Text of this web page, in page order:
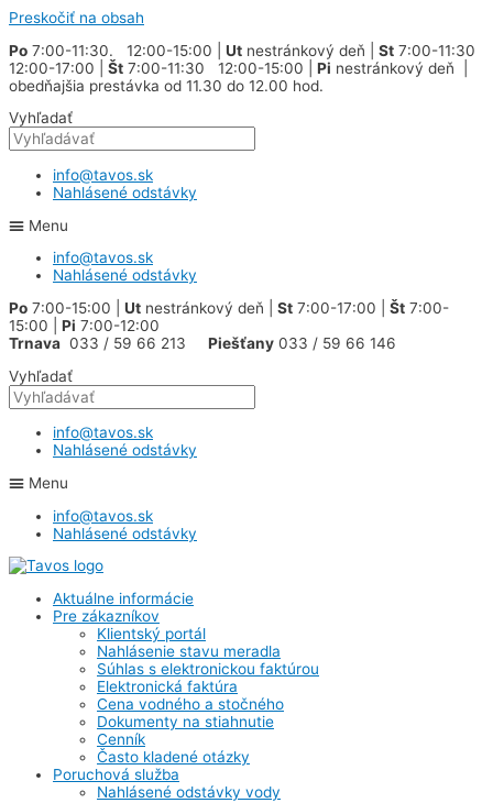
Preskočiť na obsah
Po 7:00-11:30. 12:00-15:00 | Ut nestránkový deň | St 7:00-11:30
12:00-17:00 | Št 7:00-11:30 12:00-15:00 | Pi nestránkový deň |
obedňajšia prestávka od 11.30 do 12.00 hod.
Vyhľadať
info@tavos.sk
Nahlásené odstávky
Menu
info@tavos.sk
Nahlásené odstávky
Po 7:00-15:00 | Ut nestránkový deň | St 7:00-17:00 | Št 7:00-
15:00 | Pi 7:00-12:00
Trnava 033 / 59 66 213 Piešťany 033 / 59 66 146
Vyhľadať
info@tavos.sk
Nahlásené odstávky
Menu
info@tavos.sk
Nahlásené odstávky
Aktuálne informácie
Pre zákazníkov
Klientský portál
Nahlásenie stavu meradla
Súhlas s elektronickou faktúrou
Elektronická faktúra
Cena vodného a stočného
Dokumenty na stiahnutie
Cenník
Často kladené otázky
Poruchová služba
Nahlásené odstávky vody